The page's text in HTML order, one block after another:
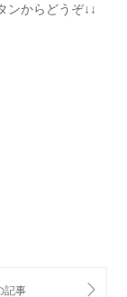
ンからどうぞ↓↓